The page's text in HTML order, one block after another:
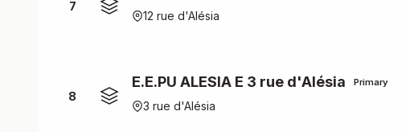
7
12 rue d'Alésia
8
E.E.PU ALESIA E 3 rue d'Alésia Primary
3 rue d'Alésia